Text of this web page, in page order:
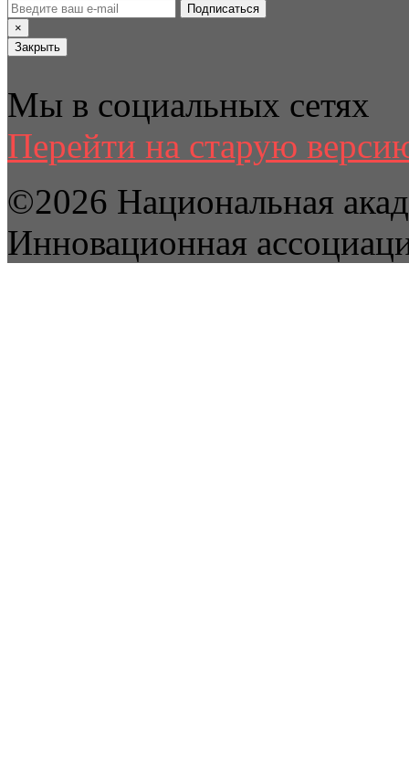
Подписаться
×
Закрыть
Мы в социальных сетях
Перейти на старую
©2026 Национальная
Инновационная